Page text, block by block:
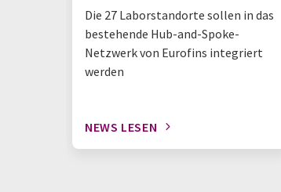
Die 27 Laborstandorte sollen in das
bestehende Hub-and-Spoke-
Netzwerk von Eurofins integriert
werden
NEWS LESEN